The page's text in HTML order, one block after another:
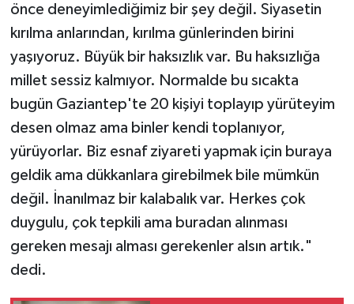
önce deneyimlediğimiz bir şey değil. Siyasetin
kırılma anlarından, kırılma günlerinden birini
yaşıyoruz. Büyük bir haksızlık var. Bu haksızlığa
millet sessiz kalmıyor. Normalde bu sıcakta
bugün Gaziantep'te 20 kişiyi toplayıp yürüteyim
desen olmaz ama binler kendi toplanıyor,
yürüyorlar. Biz esnaf ziyareti yapmak için buraya
geldik ama dükkanlara girebilmek bile mümkün
değil. İnanılmaz bir kalabalık var. Herkes çok
duygulu, çok tepkili ama buradan alınması
gereken mesajı alması gerekenler alsın artık."
dedi.